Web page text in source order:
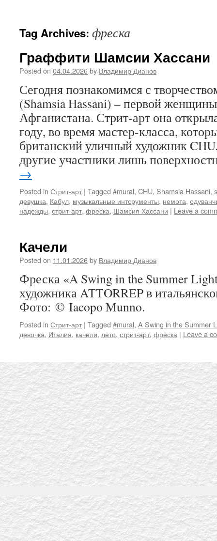
Tag Archives: фреска
Граффити Шамсии Хассани
Posted on 04.04.2026by Владимир Дианов
Сегодня познакомимся с
(Shamsia Hassani) – первой
Афганистана. Стрит-арт она
году, во время мастер-класса,
британский уличный художник
другие участники лишь
→
Posted in Стрит-арт | Tagged #mural, CHU, Shamsia Hassani,
девушка, Кабул, музыкальные интсрументы, немота,
надежды, стрит-арт, фреска, Шамсия Хассани | Leave a
Качели
Posted on 11.01.2026by Владимир Дианов
Фреска «A Swing in the Summer
художника ATTORREP в
Фото: © Iacopo Munno.
Posted in Стрит-арт | Tagged #mural, A Swing in the Summer
девочка, Италия, качели, лето, стрит-арт, фреска | Leave a